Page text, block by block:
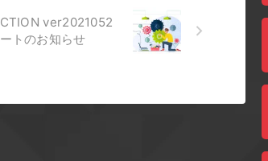
ver2021052
トのお知らせ